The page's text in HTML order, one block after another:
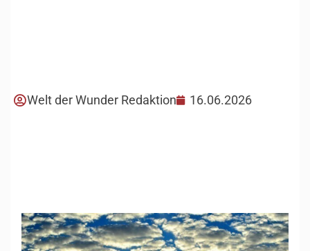
Welt der Wunder Redaktion 16.06.2026